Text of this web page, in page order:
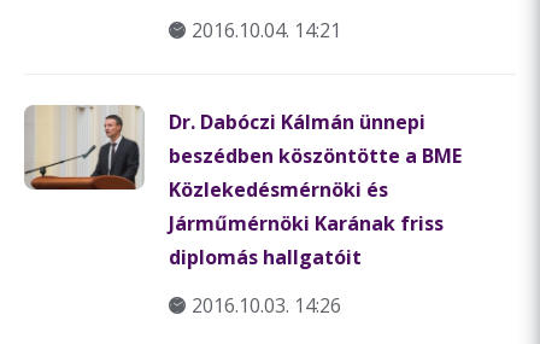
2016.10.04. 14:21
Dr. Dabóczi Kálmán ünnepi
beszédben köszöntötte a BME
Közlekedésmérnöki és
Járműmérnöki Karának friss
diplomás hallgatóit
2016.10.03. 14:26